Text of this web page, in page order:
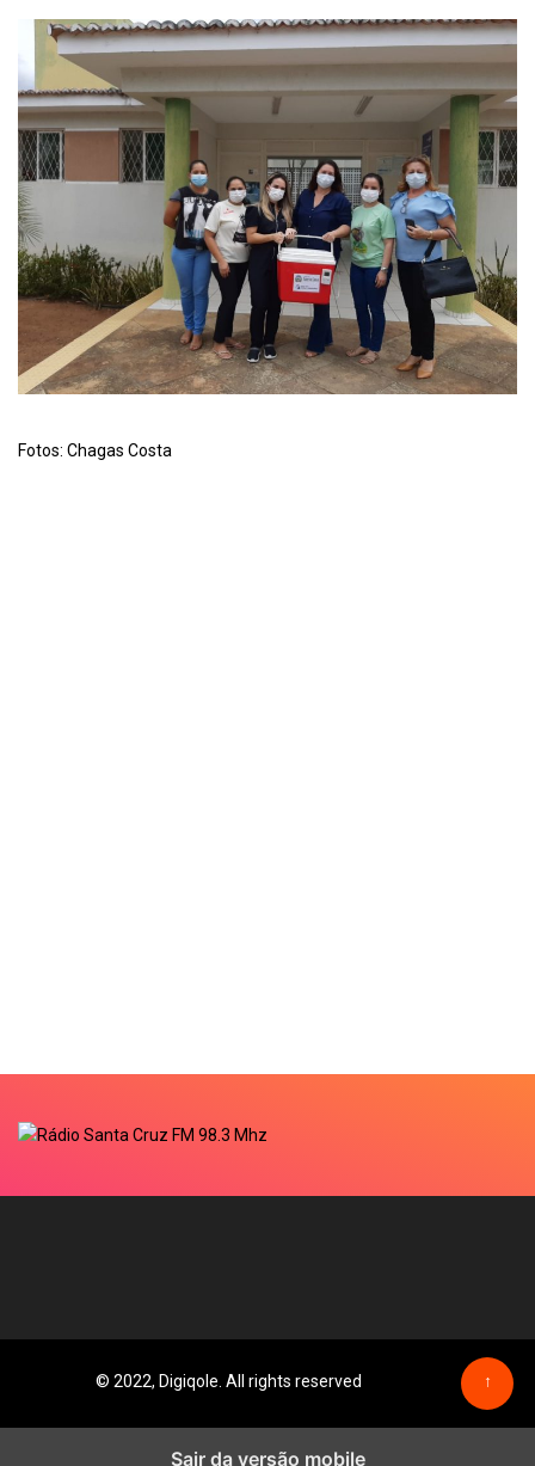
Fotos: Chagas Costa
© 2022, Digiqole. All rights reserved ↑
Sair da versão mobile